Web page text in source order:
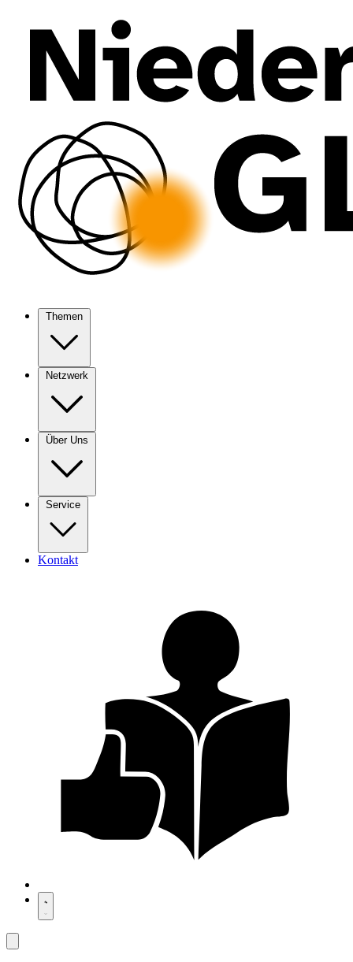
Themen
Netzwerk
Über Uns
Service
Kontakt